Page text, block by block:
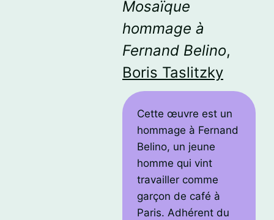
Mosaïque
hommage à
Fernand Belino,
Boris Taslitzky
Cette œuvre est un
hommage à Fernand
Belino, un jeune
homme qui vint
travailler comme
garçon de café à
Paris. Adhérent du